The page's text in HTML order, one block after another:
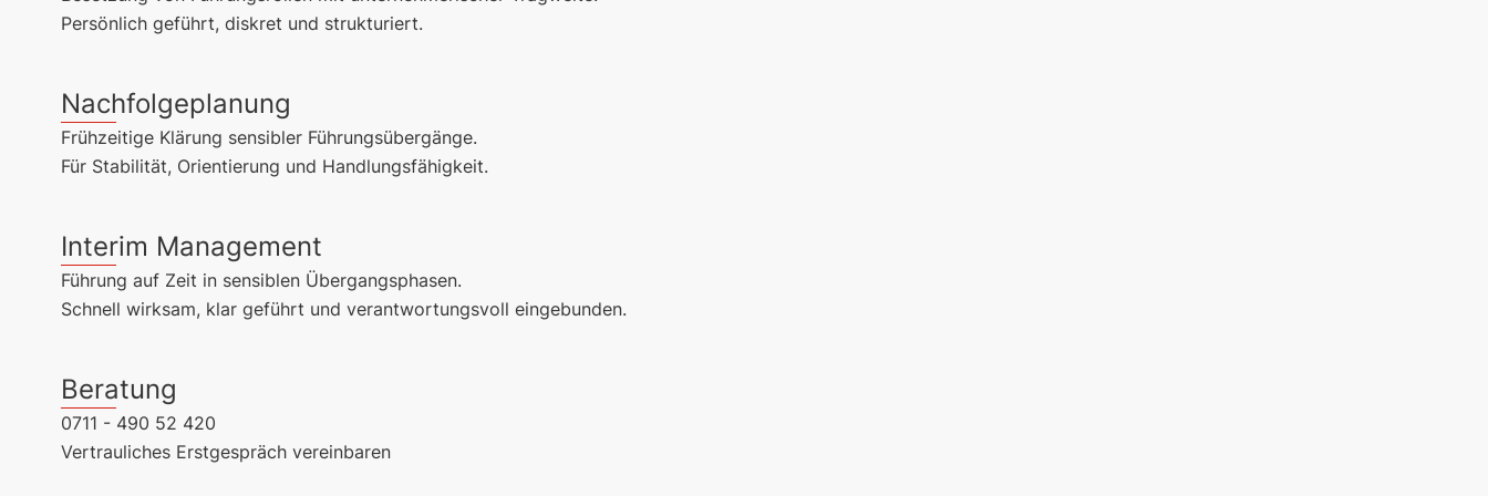
Persönlich geführt, diskret und strukturiert.
Nachfolgeplanung
Frühzeitige Klärung sensibler Führungsübergänge.
Für Stabilität, Orientierung und Handlungsfähigkeit.
Interim Management
Führung auf Zeit in sensiblen Übergangsphasen.
Schnell wirksam, klar geführt und verantwortungsvoll eingebunden.
Beratung
0711 - 490 52 420
Vertrauliches Erstgespräch vereinbaren